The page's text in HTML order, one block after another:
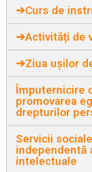
➔Curs de
➔Activități de
➔Ziua ușilor
Împuternicire
promovarea
drepturilor
Servicii
independentă
intelectuale